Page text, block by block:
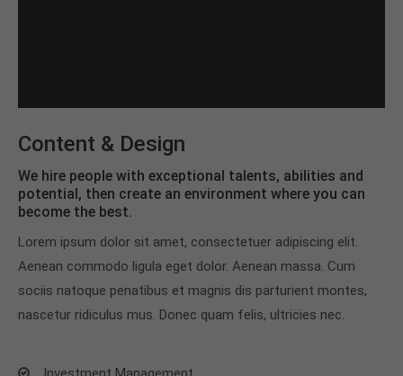
Content & Design
We hire people with exceptional talents, abilities and
potential, then create an environment where you can
become the best.
Lorem ipsum dolor sit amet, consectetuer adipiscing elit.
Aenean commodo ligula eget dolor. Aenean massa. Cum
sociis natoque penatibus et magnis dis parturient montes,
nascetur ridiculus mus. Donec quam felis, ultricies nec.